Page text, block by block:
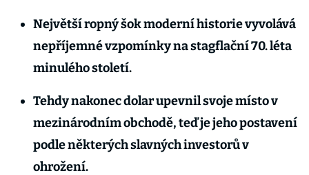
Největší ropný šok moderní historie vyvolává
nepříjemné vzpomínky na stagflační 70. léta
minulého století.
Tehdy nakonec dolar upevnil svoje místo v
mezinárodním obchodě, teď je jeho postavení
podle některých slavných investorů v
ohrožení.